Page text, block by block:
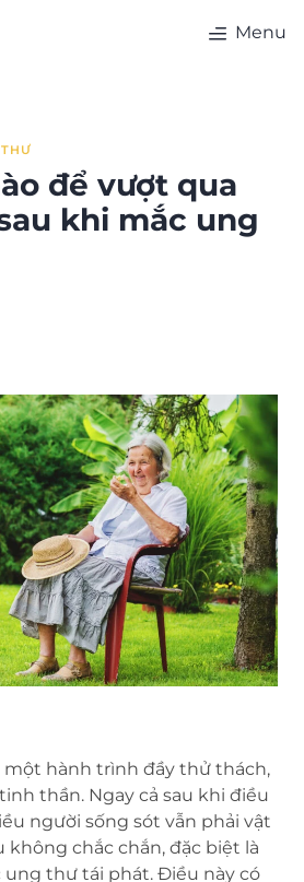
Menu
để vượt qua
khi mắc ung
hành trình đầy thử thách,
thần. Ngay cả sau khi điều
người sống sót vẫn phải vật
không chắc chắn, đặc biệt là
ung thư tái phát. Điều này có